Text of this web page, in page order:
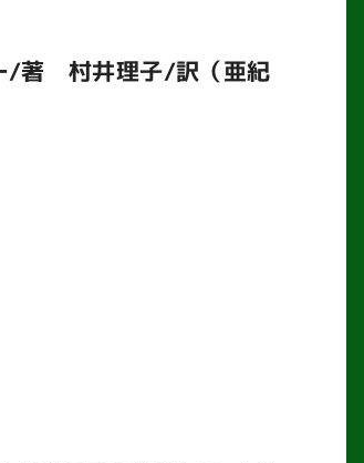
/著 村井理子/訳（亜紀